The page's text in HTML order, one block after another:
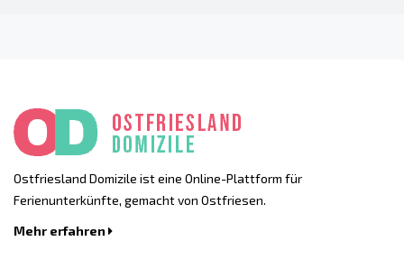
Ostfriesland Domizile ist eine Online-Plattform für
Ferienunterkünfte, gemacht von Ostfriesen.
Mehr erfahren